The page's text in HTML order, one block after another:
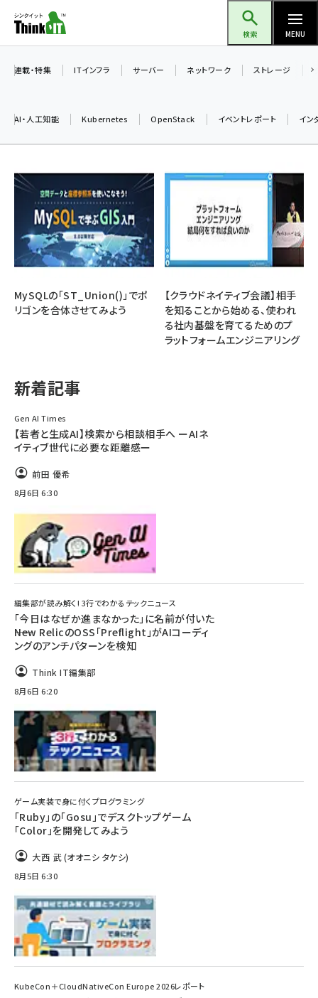
ン
ツ
検索 MENU
加藤銘のチーム貢献～仲間と築いた勝利の絆～ (2325)
iot女子会 (2290)
北海道をのんびり旅する晴山佳須夫のヒント集！ (2047)
drupal (1963)
genai (1492)
abc123 (1367)
連載・特集 ITインフラ サーバー ネットワーク ストレージ
AI・人工知能 Kubernetes OpenStack イベントレポート イン
MySQLの「ST_Union()」でポ
リゴンを合体させてみよう
【クラウドネイティブ会議】相手
を知ることから始める、使われ
る社内基盤を育てるためのプ
ラットフォームエンジニアリング
新着記事
Gen AI Times
【若者と生成AI】検索から相談相手へ ーAIネ
イティブ世代に必要な距離感ー
前田 優希
8月6日 6:30
編集部が読み解く! 3行でわかるテックニュース
「今日はなぜか進まなかった」に名前が付いた
――New RelicのOSS「Preflight」がAIコーディ
ングのアンチパターンを検知
Think IT編集部
8月6日 6:20
ゲーム実装で身に付くプログラミング
「Ruby」の「Gosu」でデスクトップゲーム
「Color」を開発してみよう
大西 武 (オオニシ タケシ)
8月5日 6:30
KubeCon＋CloudNativeCon Europe 2026レポート